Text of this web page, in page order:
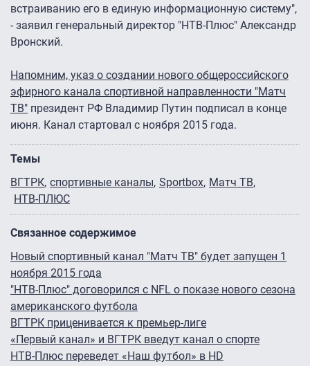
встраиванию его в единую информационную систему",
- заявил генеральный директор "НТВ-Плюс" Александр
Вронский.
Напомним, указ о создании нового общероссийского
эфирного канала спортивной направленности "Матч
ТВ" президент РФ Владимир Путин подписал в конце
июня. Канал стартовал с ноября 2015 года.
Темы
ВГТРК спортивные каналы Sportbox Матч ТВ
НТВ-ПЛЮС
Связанное содержимое
Новый спортивный канал "Матч ТВ" будет запущен 1
ноября 2015 года
"НТВ-Плюс" договорился с NFL о показе нового сезона
американского футбола
ВГТРК приценивается к премьер-лиге
«Первый канал» и ВГТРК введут канал о спорте
НТВ-Плюс переведет «Наш футбол» в HD